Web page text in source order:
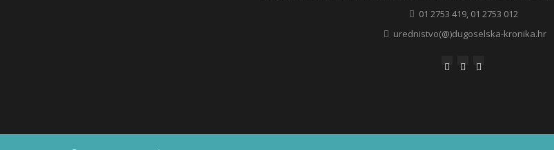
01 2753 419, 01 2753 012
urednistvo(@)dugoselska-kronika.hr